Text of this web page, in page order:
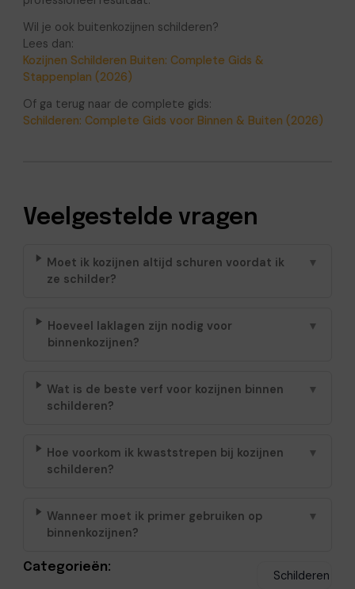
Wil je ook buitenkozijnen schilderen?
Lees dan:
Kozijnen Schilderen Buiten: Complete Gids &
Stappenplan (2026)
Of ga terug naar de complete gids:
Schilderen: Complete Gids voor Binnen & Buiten (2026)
Veelgestelde vragen
Moet ik kozijnen altijd schuren voordat ik
ze schilder?
▼
Hoeveel laklagen zijn nodig voor
binnenkozijnen?
▼
Wat is de beste verf voor kozijnen binnen
schilderen?
▼
Hoe voorkom ik kwaststrepen bij kozijnen
schilderen?
▼
Wanneer moet ik primer gebruiken op
binnenkozijnen?
▼
Categorieën:
Schilderen